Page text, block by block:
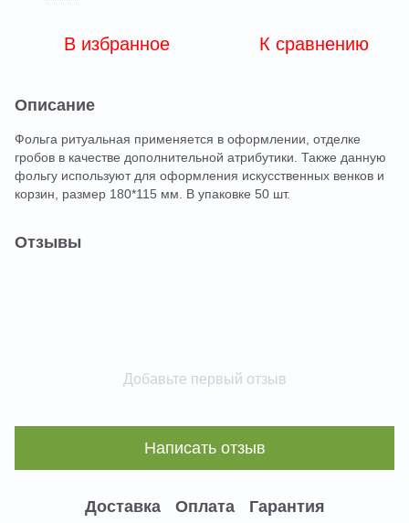
В избранное К сравнению
Описание
Фольга ритуальная применяется в оформлении, отделке
гробов в качестве дополнительной атрибутики. Также данную
фольгу используют для оформления искусственных венков и
корзин, размер 180*115 мм. В упаковке 50 шт.
Отзывы
Добавьте первый отзыв
Написать отзыв
Доставка Оплата Гарантия